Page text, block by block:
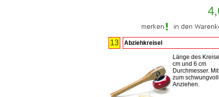
13 Abziehkreisel
Länge des
cm und 6 cm
Durchmesser.
zum
Anziehen.